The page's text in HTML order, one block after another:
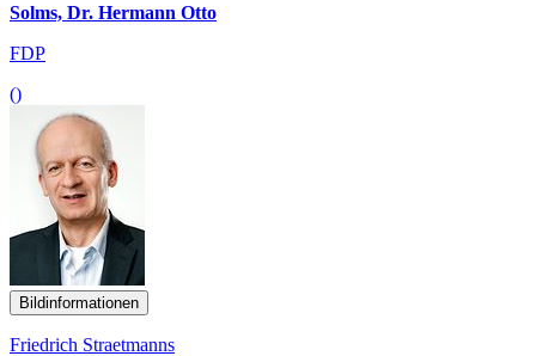
Solms, Dr. Hermann Otto
FDP
()
Bildinformationen
Friedrich Straetmanns